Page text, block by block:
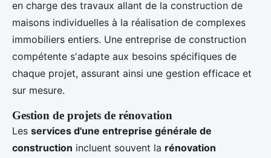
en charge des travaux allant de la construction de
maisons individuelles à la réalisation de complexes
immobiliers entiers. Une entreprise de construction
compétente s'adapte aux besoins spécifiques de
chaque projet, assurant ainsi une gestion efficace et
sur mesure.
Gestion de projets de rénovation
Les services d'une entreprise générale de
construction incluent souvent la rénovation